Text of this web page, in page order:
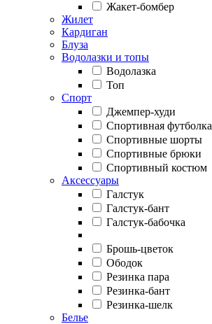
Жакет-бомбер
Жилет
Кардиган
Блуза
Водолазки и топы
Водолазка
Топ
Спорт
Джемпер-худи
Спортивная футболка
Спортивные шорты
Спортивные брюки
Спортивный костюм
Аксессуары
Галстук
Галстук-бант
Галстук-бабочка
Брошь-цветок
Ободок
Резинка пара
Резинка-бант
Резинка-шелк
Белье